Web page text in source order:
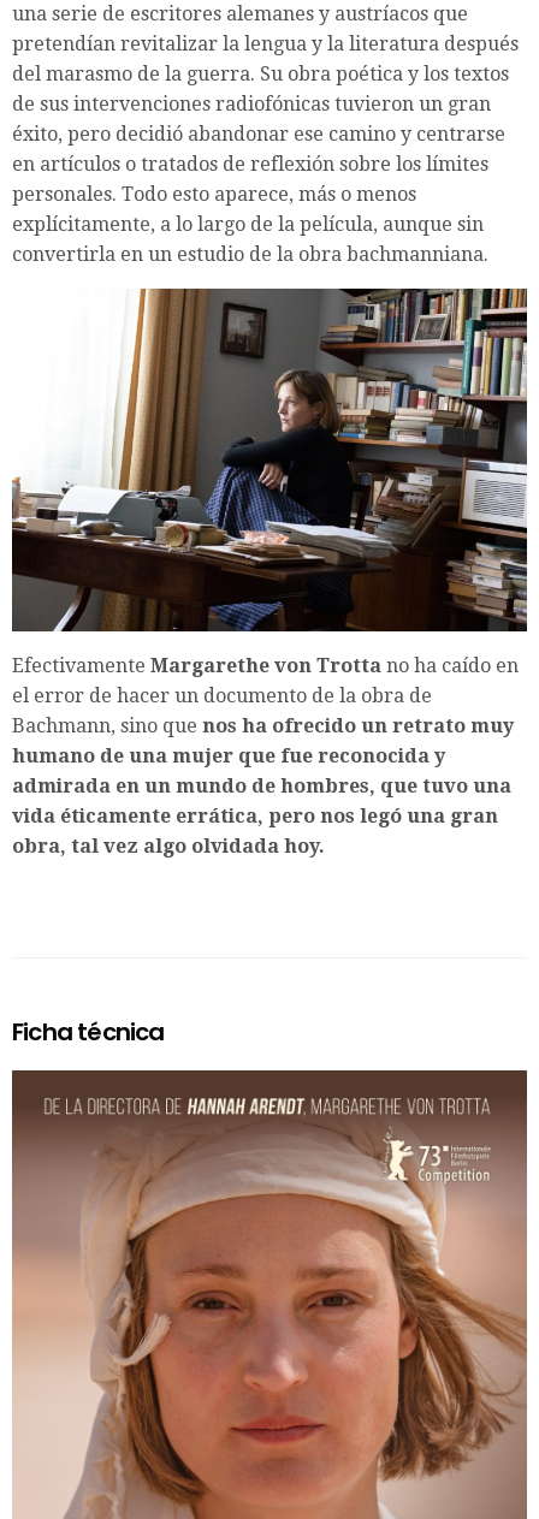
una serie de escritores alemanes y austríacos que
pretendían revitalizar la lengua y la literatura después
del marasmo de la guerra. Su obra poética y los textos
de sus intervenciones radiofónicas tuvieron un gran
éxito, pero decidió abandonar ese camino y centrarse
en artículos o tratados de reflexión sobre los límites
personales. Todo esto aparece, más o menos
explícitamente, a lo largo de la película, aunque sin
convertirla en un estudio de la obra bachmanniana.
Efectivamente Margarethe von Trotta no ha caído en
el error de hacer un documento de la obra de
Bachmann, sino que nos ha ofrecido un retrato muy
humano de una mujer que fue reconocida y
admirada en un mundo de hombres, que tuvo una
vida éticamente errática, pero nos legó una gran
obra, tal vez algo olvidada hoy.
Ficha técnica